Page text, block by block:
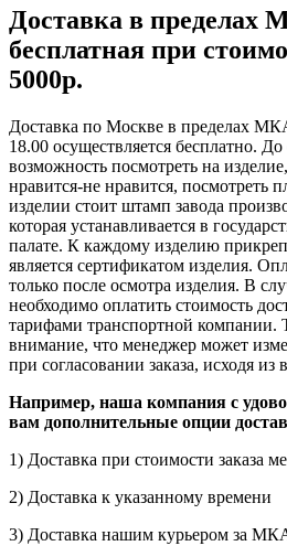
Доставка в
бесплатная при
5000р.
Доставка по Москве в пределах
18.00 осуществляется бесплатно.
возможность посмотреть на
нравится-не нравится,
изделии стоит штамп завода
которая устанавливается в
палате. К каждому изделию
является сертификатом изделия.
только после осмотра изделия. В
необходимо оплатить стоимость
тарифами транспортной компании.
внимание, что менеджер может
при согласовании заказа, исходя
Например, наша компания с
вам дополнительные опции
1) Доставка при стоимости заказа
2) Доставка к указанному времени
3) Доставка нашим курьером за